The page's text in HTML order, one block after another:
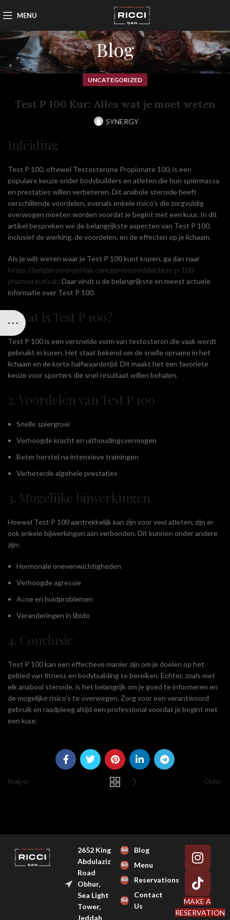
MENU
Blog
UNCATEGORIZED
Test P 100 Kur: Alles wat je moet weten
SYNERGY
Inleiding
Test P 100, oftewel Testosterone Propionate 100, is een
populaire keuze onder bodybuilders en atleten die hun spiermassa
en prestaties willen verbeteren. Dit anabole steroïde heeft
verschillende voordelen, evenals enkele risico’s die zorgvuldig
overwogen moeten worden voordat je begint met een kuur. In dit
artikel bespreken we de belangrijkste aspecten van Test P 100,
inclusief de werking, de voordelen, en de effecten op je lichaam.
Als je wilt weten waar je Test P 100 kunt kopen, ga dan naar
https://belgianstrengthlab.com/geneesmiddel/test-p-100-
pharmaceutical/. Daar vindt u de belangrijkste en meest actuele
informatie over Test P 100.
1. Wat is Test P 100?
Test P 100 is een versnelde vorm van testosteron die vaak wordt
gebruikt in kuren. Het staat bekend om de snelle opname in het
lichaam en de korte halfwaardetijd. Dit maakt het een favoriete
keuze voor sporters die snel resultaat willen behalen.
2. Voordelen van Test P 100
Snelle spiergroei
Verhoogde kracht en uithoudingsvermogen
Beter herstel na intensieve trainingen
Verbeterde algehele prestaties
3. Mogelijke bijwerkingen
Hoewel Test P 100 aantrekkelijk kan zijn voor veel atleten, zijn er
ook enkele bijwerkingen aan verbonden. Dit kunnen onder andere
zijn:
Hormonale onevenwichtigheden
Verhoogde agressie
Acne en huidproblemen
Veranderingen in libido
4. Conclusie
Test P 100 kan een effectieve manier zijn om je doelen op het
gebied van fitness en bodybuilding te bereiken. Echter, zoals met
elk anabool steroïde, is het belangrijk om je goed te informeren en
de mogelijke risico’s te overwegen. Zorg voor een verantwoord
gebruik en raadpleeg altijd een professional voordat je begint met
een kuur.
Newer Older
2652 King
Abdulaziz
Road
Obhur,
Sea Light
Tower,
Jeddah
Blog
Menu
Reservations
Contact
Us
MAKE A
RESERVATION